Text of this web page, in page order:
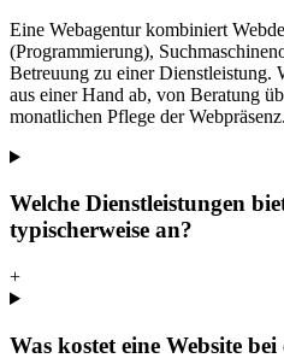
Eine Webagentur kombiniert
(Programmierung),
Betreuung zu einer Dienstleistung.
aus einer Hand ab, von Beratung
monatlichen Pflege der Webpräsenz.
Welche Dienstleistungen
typischerweise an?
+
Was kostet eine Website